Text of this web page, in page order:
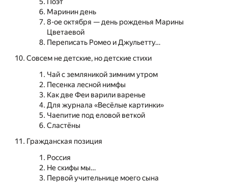
Маринин день
8-ое октября — день рожденья Марины
Цветаевой
Переписать Ромео и Джульетту…
Совсем не детские, но детские стихи
Чай с земляникой зимним утром
Песенка лесной нимфы
Как две Феи варили варенье
Для журнала «Весёлые картинки»
Чаепитие под еловой веткой
Сластёны
Гражданская позиция
Россия
Не скифы мы…
Первой учительнице моего сына